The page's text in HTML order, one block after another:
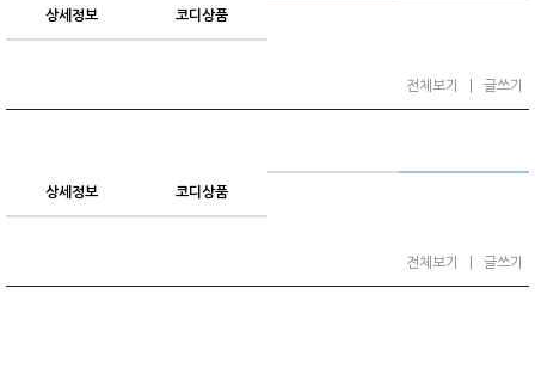
상세정보 코디상품
전체보기 글쓰기
상세정보 코디상품
전체보기 글쓰기